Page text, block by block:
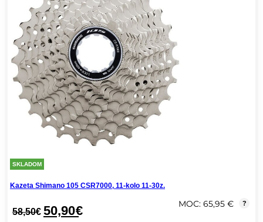
SKLADOM
Kazeta Shimano 105 CSR7000, 11-kolo 11-30z.
58,50€ 50,90€ MOC: 65,95 € ?